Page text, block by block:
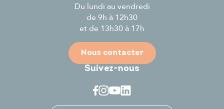
Du lundi au vendredi
de 9h à 12h30
et de 13h30 à 17h
Nous contacter
Suivez-nous